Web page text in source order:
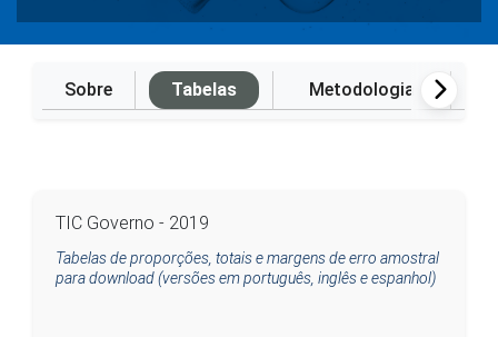
Sobre Tabelas Metodologia
TIC Governo - 2019
Tabelas de proporções, totais e margens de erro amostral
para download (versões em português, inglês e espanhol)